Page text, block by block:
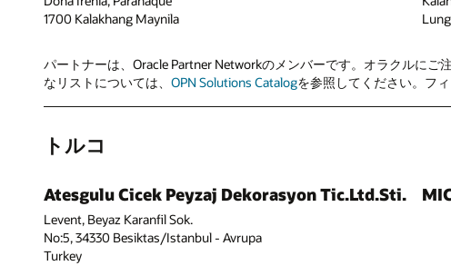
1700 Kalakhang Maynila
パートナーは、Oracle Partner Networkのメンバーです。オラクルに
なリストについては、 OPN Solutions Catalogを参照してください。フ
トルコ
Atesgulu Cicek Peyzaj Dekorasyon Tic.Ltd.Sti.
Levent, Beyaz Karanfil Sok.
No:5, 34330 Besiktas/Istanbul - Avrupa
Turkey